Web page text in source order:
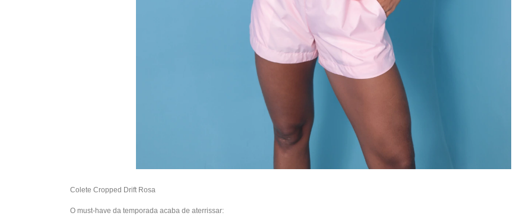
Colete Cropped Drift Rosa
O must-have da temporada acaba de aterrissar: